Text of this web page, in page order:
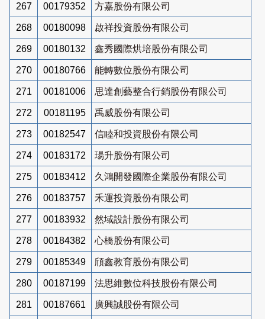
267 00179352 方嘉股份有限公司
268 00180098 啟祥投資股份有限公司
269 00180132 鑫秀國際烘培股份有限公司
270 00180766 能轉數位股份有限公司
271 00181006 思達創藝整合行銷股份有限公司
272 00181195 禹威股份有限公司
273 00182547 信睦和投資股份有限公司
274 00183172 瑒升股份有限公司
275 00183412 久鴻開發國際企業股份有限公司
276 00183757 禾運投資股份有限公司
277 00183932 然域設計股份有限公司
278 00184382 心橋股份有限公司
279 00185349 頎鑫教育股份有限公司
280 00187199 法思維數位科技股份有限公司
281 00187661 廣興誠股份有限公司